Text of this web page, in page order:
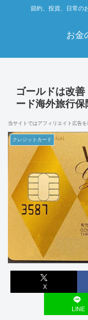
節約、投資、日常の
お金
ゴールドは改
ード海外旅行保
当サイトではアフィリエイト広告を
クレジットカード
X
LINE